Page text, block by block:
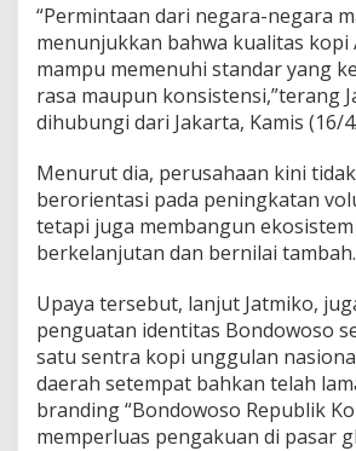
o
p
I
j
e
P
a
l
m
C
T
e
m
b
u
s
A
“Permintaan dari negara-negara
menunjukkan bahwa kualitas kopi
mampu memenuhi standar yang
rasa maupun konsistensi,”terang
dihubungi dari Jakarta, Kamis (16/
Menurut dia, perusahaan kini
berorientasi pada peningkatan
tetapi juga membangun
berkelanjutan dan bernilai tambah.
Upaya tersebut, lanjut Jatmiko,
penguatan identitas Bondowoso
satu sentra kopi unggulan
daerah setempat bahkan telah
branding “Bondowoso Republik
memperluas pengakuan di pasar